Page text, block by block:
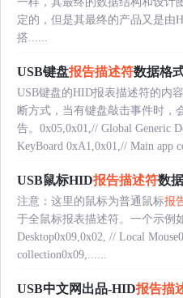
定的，但是其最终的产品又是由
搭......
USB键盘报告描述符数据格
USB键盘的HID报表描述符的内
断方式，当有键盘敲击事件时，
告。0x05,0x01,// Global Generic
KeyBoard 0xA1,0x01,// Main app
USB鼠标HID报告描述符数
注意：这里的鼠标为普通鼠标报
于全鼠标报表描述符。一个示例
Desktop0x09,0x02, // Local
collection0x09,......
USB中文网出品-HID报告描